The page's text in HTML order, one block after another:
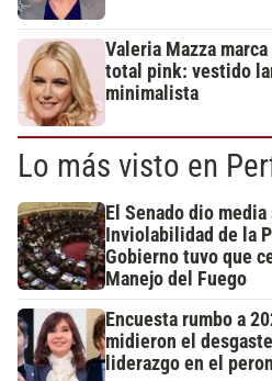
Valeria Mazza
total pink: vestido
minimalista
Lo más visto en
El Senado dio
Inviolabilidad de la
Gobierno tuvo que
Manejo del Fuego
Encuesta rumbo a
midieron el
liderazgo en el